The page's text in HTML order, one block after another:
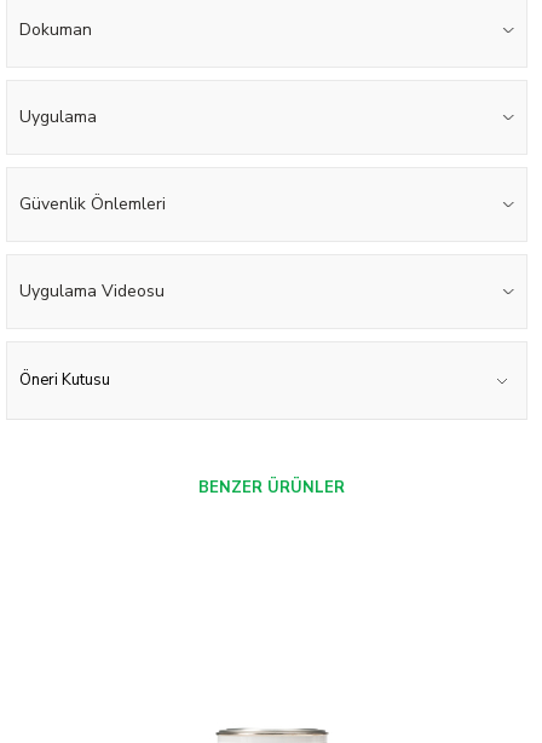
Dokuman
Uygulama
Güvenlik Önlemleri
Uygulama Videosu
Öneri Kutusu
BENZER ÜRÜNLER